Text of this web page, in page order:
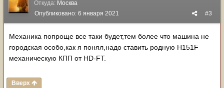
Откуда: Москва
#3
Опубликовано: 6 января 2021
Механика попроще все таки будет,тем более что машина не
городская особо,как я понял,надо ставить родную H151F
механическую КПП от HD-FT.
Вверх